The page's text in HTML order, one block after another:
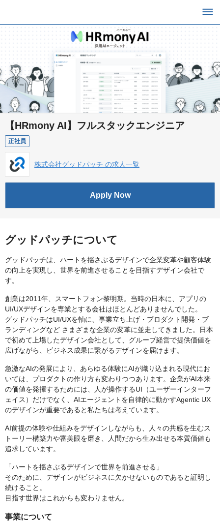
【HRmony AI】フルスタックエンジニア
正社員
株式会社グッドパッチ の求人一覧
Apply Now
グッドパッチについて
グッドパッチは、ハートを揺さぶるデザインで企業変革や顧客体験
の向上を実現し、世界を前進させることを目指すデザイン会社で
す。
創業は2011年、スマートフォン黎明期。当時の日本に、アプリの
UI/UXデザインを専業とする会社はほとんどありませんでした。
グッドパッチはUI/UXを軸に、事業立ち上げ・プロダクト開発・ブ
ランディングなど さまざまな企業の変革に並走してきました。日本
で初めて上場したデザイン会社として、グループ経営で提供価値を
広げながら、ビジネス成果に繋がるデザインを届けます。
急激なAIの発展により、あらゆる体験にAIが織り込まれる現代にお
いては、プロダクトの作り方も変わりつつあります。企業がAI本来
の価値を発揮するためには、人が操作するUI（ユーザーインターフ
ェイス）だけでなく、AIエージェントを自律的に動かすAgentic UX
のデザインが重要であると私たちは考えています。
AI前提の体験や仕組みをデザインしながらも、人々の共感を生むス
トーリー構築力や審美眼を磨き、人間だから生み出せる本質価値も
追求しています。
「ハートを揺さぶるデザインで世界を前進させる」
そのために、デザインがビジネスに欠かせないものであると証明し
続けること。
目指す世界はこれからも変わりません。
事業について